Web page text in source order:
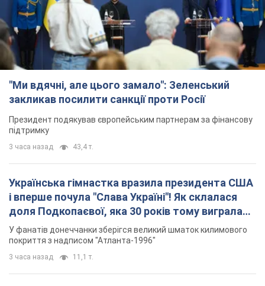
"Ми вдячні, але цього замало": Зеленський
закликав посилити санкції проти Росії
Президент подякував європейським партнерам за фінансову
підтримку
3 часа назад 43,4 т.
Українська гімнастка вразила президента США
і вперше почула "Слава Україні"! Як склалася
доля Подкопаєвої, яка 30 років тому виграла
"золото" Олімпіади
У фанатів донеччанки зберігся великий шматок килимового
покриття з надписом "Атланта-1996"
3 часа назад 11,1 т.